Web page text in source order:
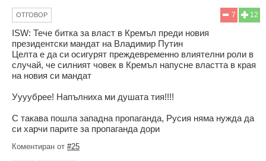
12
7
ОТГОВОР
ISW: Тече битка за власт в Кремъл преди новия
президентски мандат на Владимир Путин
Целта е да си осигурят преждевременно влиятелни роли в
случай, че силният човек в Кремъл напусне властта в края
на новия си мандат
Уууубрее! Напълниха ми душата тия!!!!
С такава пошла западна пропаганда, Русия няма нужда да
си харчи парите за пропаганда дори
Коментиран от #25